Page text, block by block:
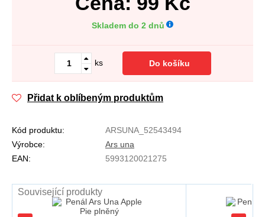
Skladem do 2 dnů
ks Do košíku
Přidat k oblíbeným produktům
Kód produktu:
ARSUNA_52543494
Výrobce:
Ars una
EAN:
5993120021275
Související produkty